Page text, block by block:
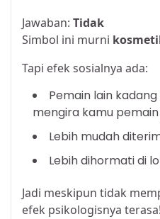
Jawaban: Tidak
Simbol ini murni
Tapi efek sosialnya ada:
Pemain lain
mengira kamu
Lebih mudah
Lebih dihormati di
Jadi meskipun tidak
efek psikologisnya terasa!